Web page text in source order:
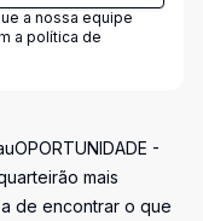
a nossa equipe
a política de
-
mais
de encontrar o que